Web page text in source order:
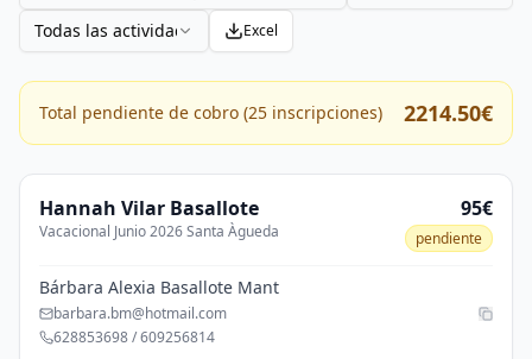
Todas las actividades
Excel
Total pendiente de cobro (25 inscripciones) 2214.50€
Hannah Vilar Basallote
Vacacional Junio 2026 Santa Àgueda
95€
pendiente
Bárbara Alexia Basallote Mant
barbara.bm@hotmail.com
628853698 / 609256814